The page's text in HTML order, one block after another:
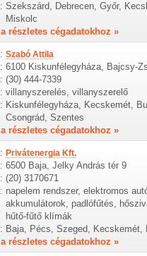
Szekszárd, Debrecen, Győr,
Miskolc
részletes cégadatokhoz »
Szabó Attila
6100 Kiskunfélegyháza, Bajcsy-
(30) 444-7339
villanyszerelés, villanyszerelő
Kiskunfélegyháza, Kecskemét,
Csongrád, Szentes
részletes cégadatokhoz »
Privátenergia Kft.
6500 Baja, Jelky András tér 9
(20) 3170671
napelem rendszer, elektromos
akkumulátorok, padlófűtés,
hűtő-fűtő klímák
Baja, Pécs, Szeged, Kecskemét,
részletes cégadatokhoz »